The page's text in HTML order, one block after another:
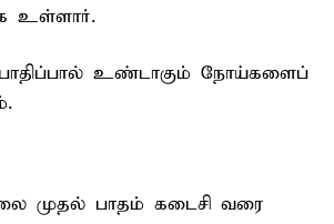
உள்ளார்.
பாதிப்பால் உண்டாகும் நோய்களைப்
முதல் பாதம் கடைசி வரை